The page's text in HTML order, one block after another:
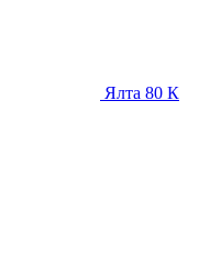
Ялта 80 К